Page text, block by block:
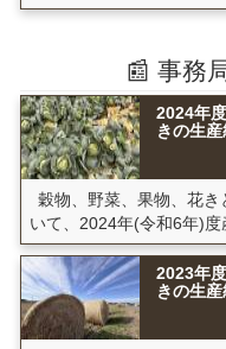
📰 事務
2024年
きの生
穀物、野菜、果物、花
いて、2024年(令和6年)度
2023年
きの生